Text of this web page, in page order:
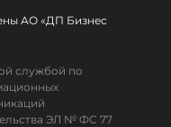
АО «ДП Бизнес
службой по
ЭЛ № ФС 77